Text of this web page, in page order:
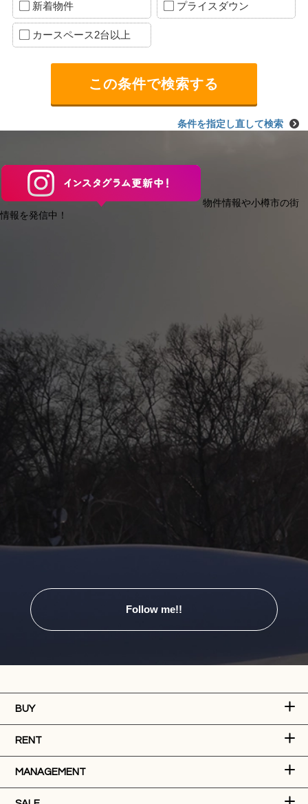
新着物件 プライスダウン
カースペース2台以上
条件を指定し直して検索
物件情報や小樽市の街
情報を発信中！
Follow me!!
BUY
RENT
MANAGEMENT